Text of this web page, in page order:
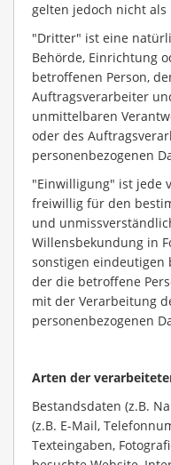
gelten jedoch nicht als
"Dritter" ist eine
Behörde, Einrichtung
betroffenen Person,
Auftragsverarbeiter
unmittelbaren
oder des
personenbezogenen
"Einwilligung" ist jede
freiwillig für den
und
Willensbekundung in
sonstigen eindeutigen
der die betroffene
mit der Verarbeitung
personenbezogenen
Arten der
Bestandsdaten (z.B.
(z.B. E-Mail,
Texteingaben,